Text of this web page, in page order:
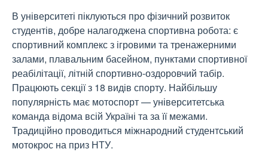
В університеті піклуються про фізичний розвиток
студентів, добре налагоджена спортивна робота: є
спортивний комплекс з ігровими та тренажерними
залами, плавальним басейном, пунктами спортивної
реабілітації, літній спортивно-оздоровчий табір.
Працюють секції з 18 видів спорту. Найбільшу
популярність має мотоспорт—університетська
команда відома всій Україні та за її межами.
Традиційно проводиться міжнародний студентський
мотокрос на приз НТУ.